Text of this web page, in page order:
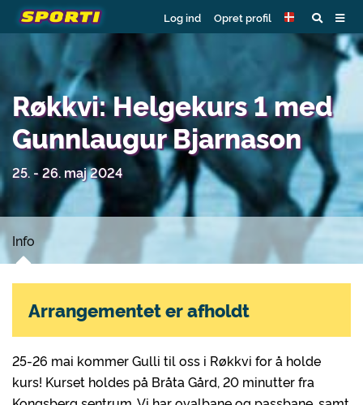
Log ind Opret profil
Røkkvi: Helgekurs 1 med
Gunnlaugur Bjarnason
25. - 26. maj 2024
Info
25-26 mai kommer Gulli til oss i Røkkvi for å holde
kurs! Kurset holdes på Bråta Gård, 20 minutter fra
Arrangementet er afholdt